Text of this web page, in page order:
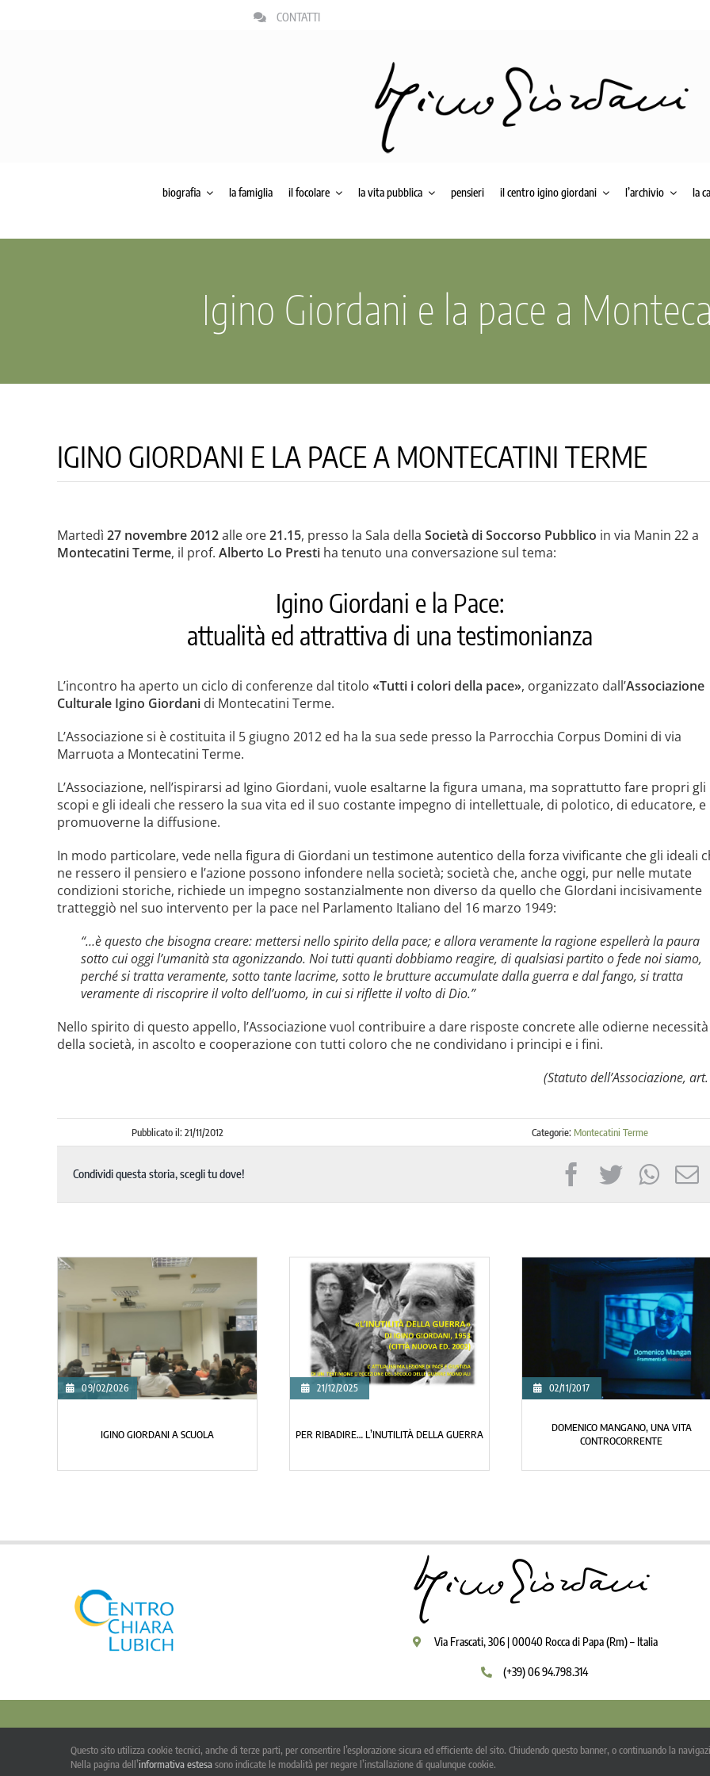
CONTATTI
biografia la famiglia il focolare la vita pubblica pensieri il centro igino giordani l’archivio la
Igino Giordani e la pace a
IGINO GIORDANI E LA PACE A MONTECATINI TERME
Martedì 27 novembre 2012alle ore21.15, presso la Sala della Società di Soccorso Pubblico in via Manin 22 a
Montecatini Terme, il prof. Alberto Lo Prestiha tenuto una conversazione sul tema:
Igino Giordani e la Pace:
attualità ed attrattiva di una testimonianza
L’incontro ha aperto un ciclo di conferenze dal titolo «Tutti i colori della pace», organizzato dall’Associazione
Culturale Igino Giordanidi Montecatini Terme.
L’Associazione si è costituita il 5 giugno 2012 ed ha la sua sede presso la Parrocchia Corpus Domini di via
Marruota a Montecatini Terme.
L’Associazione, nell’ispirarsi ad Igino Giordani, vuole esaltarne la figura umana, ma soprattutto fare propri gli
scopi e gli ideali che ressero la sua vita ed il suo costante impegno di intellettuale, di polotico, di educatore, e
promuoverne la diffusione.
In modo particolare, vede nella figura di Giordani un testimone autentico della forza vivificante che gli ideali
ne ressero il pensiero e l’azione possono infondere nella società; società che, anche oggi, pur nelle mutate
condizioni storiche, richiede un impegno sostanzialmente non diverso da quello che GIordani incisivamente
tratteggiò nel suo intervento per la pace nel Parlamento Italiano del 16 marzo 1949:
“…è questo che bisogna creare: mettersi nello spirito della pace; e allora veramente la ragione espellerà la paura
sotto cui oggi l’umanità sta agonizzando. Noi tutti quanti dobbiamo reagire, di qualsiasi partito o fede noi siamo,
perché si tratta veramente, sotto tante lacrime, sotto le brutture accumulate dalla guerra e dal fango, si tratta
veramente di riscoprire il volto dell’uomo, in cui si riflette il volto di Dio.”
Nello spirito di questo appello, l’Associazione vuol contribuire a dare risposte concrete alle odierne necessità
della società, in ascolto e cooperazione con tutti coloro che ne condividano i principi e i fini.
(Statuto dell’Associazione,
Pubblicato il: 21/11/2012 Categorie: Montecatini Terme
Condividi questa storia, scegli tu dove!
09/02/2026
IGINO GIORDANI A SCUOLA
21/12/2025
PER RIBADIRE… L’INUTILITÀ DELLA GUERRA
02/11/2017
DOMENICO MANGANO, UNA VITA
CONTROCORRENTE
Via Frascati, 306 | 00040 Rocca di Papa (Rm) – Italia
(+39) 06 94.798.314
Questa opera è pubblicata sotto una Licenza Creative Commons ed è stato realizzato con un software libero
Questo sito utilizza cookie tecnici, anche di terze parti, per consentire l’esplorazione sicura ed efficiente del sito. Chiudendo questo banner, o continuando la
Nella pagina dell’informativa estesasono indicate le modalità per negare l’installazione di qualunque cookie.